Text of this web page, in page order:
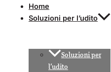
Home
Soluzioni per l’udito
Soluzioni per
l’udito